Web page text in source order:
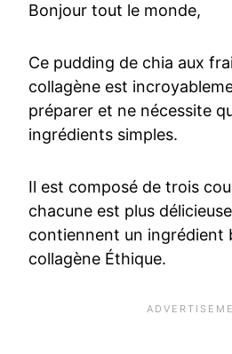
Bonjour tout le monde,
Ce pudding de chia aux
collagène est
préparer et ne nécessite
ingrédients simples.
Il est composé de trois
chacune est plus
contiennent un ingrédient
collagène Éthique.